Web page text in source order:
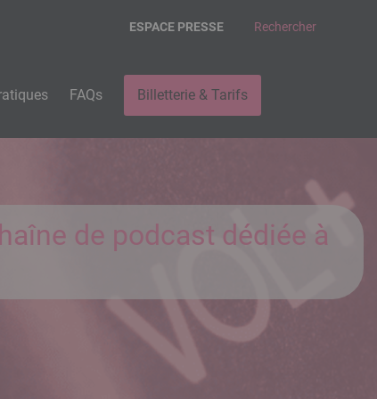
ESPACE PRESSE Rechercher
FAQs Billetterie & Tarifs
de podcast dédiée à